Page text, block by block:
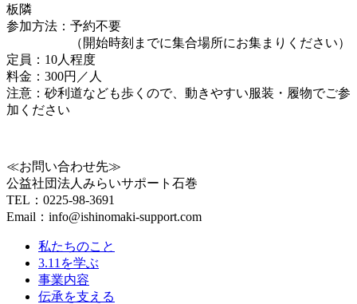
板隣
参加方法：予約不要
（開始時刻までに集合場所にお集まりください）
定員：10人程度
料金：300円／人
注意：砂利道なども歩くので、動きやすい服装・履物でご参
加ください
≪お問い合わせ先≫
公益社団法人みらいサポート石巻
TEL：0225-98-3691
Email：info@ishinomaki-support.com
私たちのこと
3.11を学ぶ
事業内容
伝承を支える